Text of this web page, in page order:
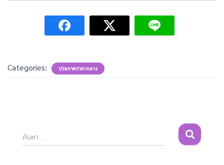
Categories: ประกาศราคากลาง
ค้
น
ค้นหา …